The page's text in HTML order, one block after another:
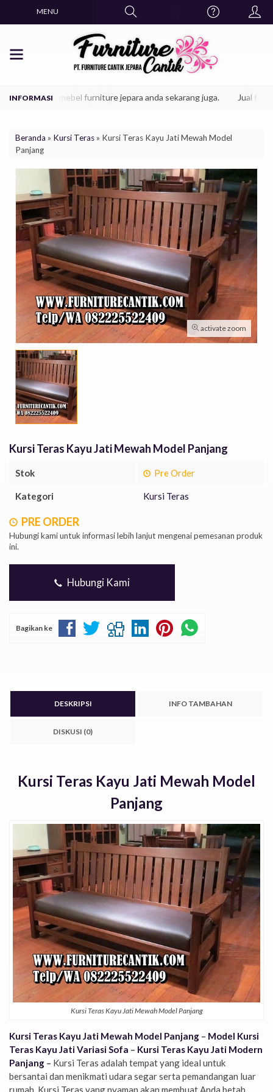
MENU
produk mebel furniture jepara anda sekarang juga. Jual
Beranda » Kursi Teras» Kursi Teras Kayu Jati Mewah Model
Panjang
activate zoom
Kursi Teras Kayu Jati Mewah Model Panjang
Stok Pre Order
Kategori Kursi Teras
PRE ORDER
Hubungi kami untuk informasi lebih lanjut mengenai pemesanan produk
ini.
Hubungi Kami
Bagikan ke
DESKRIPSI INFO TAMBAHAN
DISKUSI (0)
Kursi Teras Kayu Jati Mewah Model
Panjang
Kursi Teras Kayu Jati Mewah Model Panjang
Kursi Teras Kayu Jati Mewah Model Panjang – Model Kursi
Teras Kayu Jati Variasi Sofa – Kursi Teras Kayu Jati Modern
Panjang – Kursi Teras adalah tempat yang ideal untuk
bersantai dan menikmati udara segar serta pemandangan luar
rumah. Kursi Teras yang nyaman akan membuat Anda betah